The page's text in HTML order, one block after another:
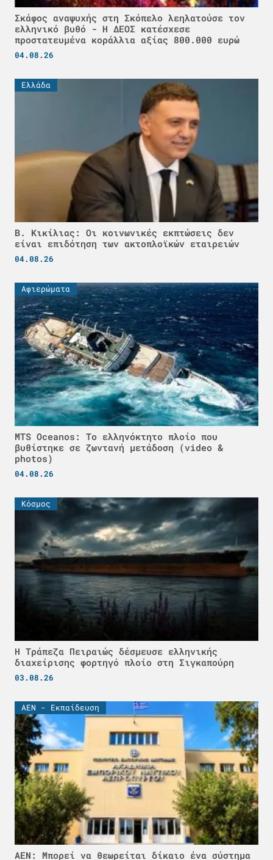
Σκάφος αναψυχής στη Σκόπελο λεηλατούσε τον
ελληνικό βυθό - H ΔΕΟΣ κατέσχεσε
προστατευμένα κοράλλια αξίας 800.000 ευρώ
04.08.26
Ελλάδα
Β. Κικίλιας: Οι κοινωνικές εκπτώσεις δεν
είναι επιδότηση των ακτοπλοϊκών εταιρειών
04.08.26
Αφιερώματα
MTS Oceanos: Το ελληνόκτητο πλοίο που
βυθίστηκε σε ζωντανή μετάδοση (video &
photos)
04.08.26
Κόσμος
Η Τράπεζα Πειραιώς δέσμευσε ελληνικής
διαχείρισης φορτηγό πλοίο στη Σιγκαπούρη
03.08.26
ΑΕΝ - Εκπαίδευση
ΑΕΝ: Μπορεί να θεωρείται δίκαιο ένα σύστημα